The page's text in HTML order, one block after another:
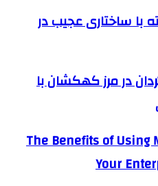
با ساختاری عجیب در
در مرز کهکشان با
The Benefits of Using
Your